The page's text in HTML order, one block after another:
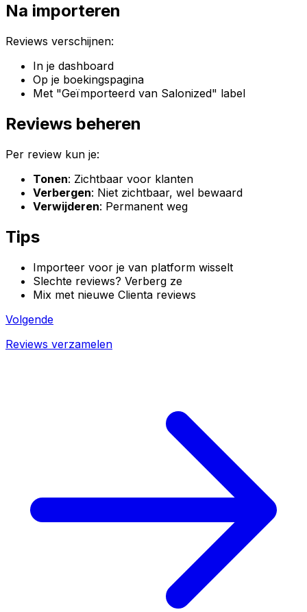
Na importeren
Reviews verschijnen:
In je dashboard
Op je boekingspagina
Met "Geïmporteerd van Salonized" label
Reviews beheren
Per review kun je:
Tonen: Zichtbaar voor klanten
Verbergen: Niet zichtbaar, wel bewaard
Verwijderen: Permanent weg
Tips
Importeer voor je van platform wisselt
Slechte reviews? Verberg ze
Mix met nieuwe Clienta reviews
Volgende
Reviews verzamelen